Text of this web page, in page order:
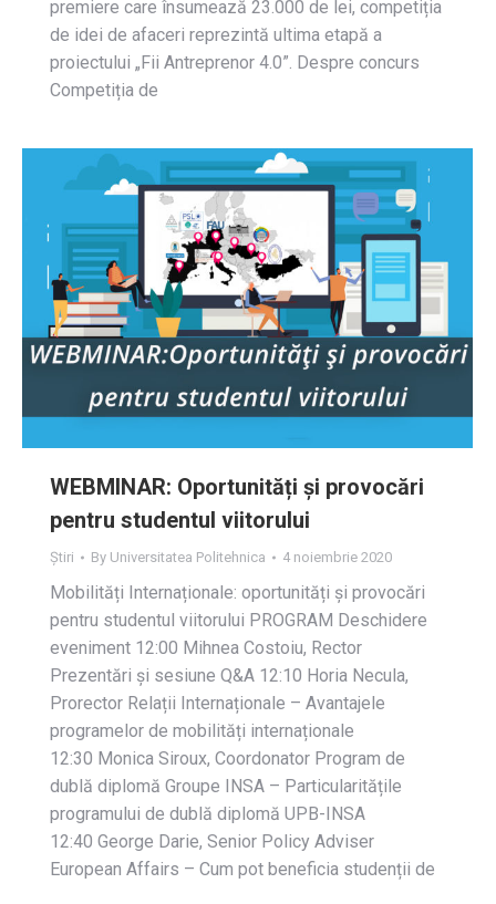
premiere care însumează 23.000 de lei, competiția
de idei de afaceri reprezintă ultima etapă a
proiectului „Fii Antreprenor 4.0”. Despre concurs
Competiția de
WEBMINAR: Oportunități și provocări
pentru studentul viitorului
Știri By Universitatea Politehnica 4 noiembrie 2020
Mobilități Internaționale: oportunități și provocări
pentru studentul viitorului PROGRAM Deschidere
eveniment 12:00 Mihnea Costoiu, Rector
Prezentări și sesiune Q&A 12:10 Horia Necula,
Prorector Relații Internaționale – Avantajele
programelor de mobilități internaționale
12:30 Monica Siroux, Coordonator Program de
dublă diplomă Groupe INSA – Particularitățile
programului de dublă diplomă UPB-INSA
12:40 George Darie, Senior Policy Adviser
European Affairs – Cum pot beneficia studenții de